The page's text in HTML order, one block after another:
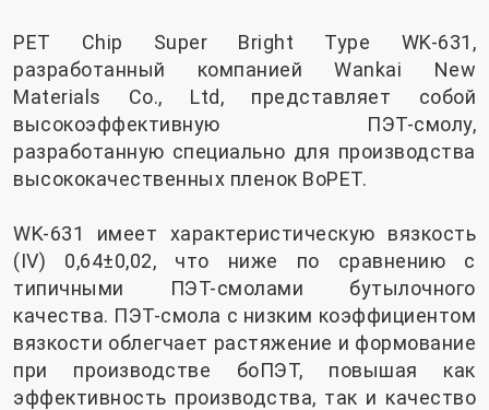
PET Chip Super Bright Type WK-631,
разработанный компанией Wankai New
Materials Co., Ltd, представляет собой
высокоэффективную ПЭТ-смолу,
разработанную специально для производства
высококачественных пленок BoPET.
WK-631 имеет характеристическую вязкость
(IV) 0,64±0,02, что ниже по сравнению с
типичными ПЭТ-смолами бутылочного
качества. ПЭТ-смола с низким коэффициентом
вязкости облегчает растяжение и формование
при производстве боПЭТ, повышая как
эффективность производства, так и качество